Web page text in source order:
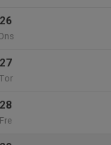
26
27
Tor
28
Fre